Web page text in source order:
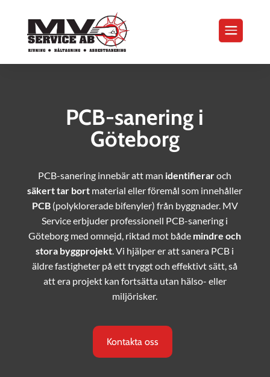
PCB-sanering i
Göteborg
PCB-sanering innebär att man identifieraroch
säkert tar bort material eller föremål som innehåller
PCB(polyklorerade bifenyler) från byggnader. MV
Service erbjuder professionell PCB-sanering i
Göteborg med omnejd, riktad mot både mindre och
stora byggprojekt. Vi hjälper er att sanera PCB i
äldre fastigheter på ett tryggt och effektivt sätt, så
att era projekt kan fortsätta utan hälso- eller
miljörisker.
Kontakta oss